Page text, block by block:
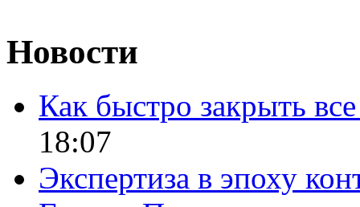
Новости
Как быстро закрыть
18:07
Экспертиза в эпоху